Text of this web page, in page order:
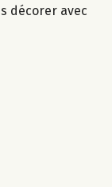
décorer avec